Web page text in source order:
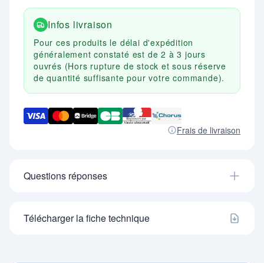
Infos livraison
Pour ces produits le délai d'expédition
généralement constaté est de 2 à 3 jours
ouvrés (Hors rupture de stock et sous réserve
de quantité suffisante pour votre commande).
Frais de livraison
Questions réponses
Télécharger la fiche technique